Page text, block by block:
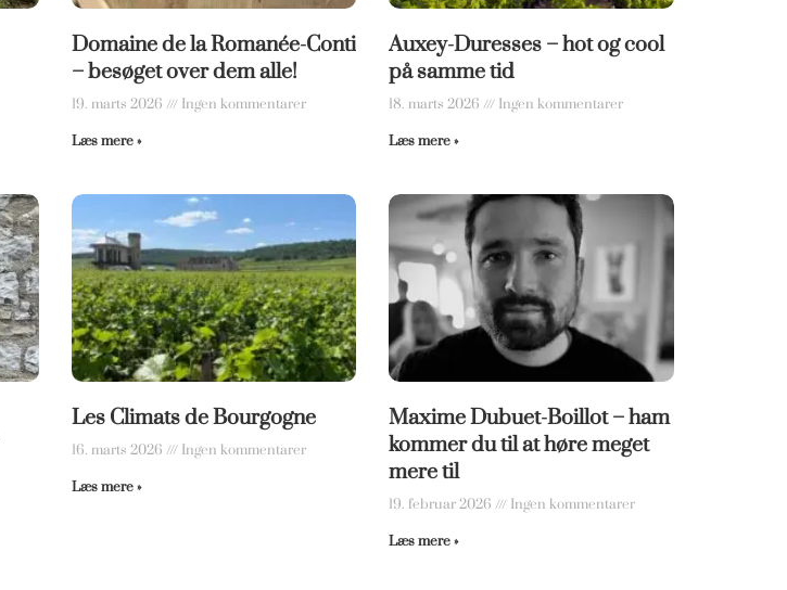
Domaine de la Romanée-Conti
– besøget over dem alle!
19. marts 2026 Ingen kommentarer
Læs mere »
Auxey-Duresses – hot og cool
på samme tid
18. marts 2026 Ingen kommentarer
Læs mere »
Les Climats de Bourgogne
16. marts 2026 Ingen kommentarer
Læs mere »
Maxime Dubuet-Boillot – ham
kommer du til at høre meget
mere til
19. februar 2026 Ingen kommentarer
Læs mere »